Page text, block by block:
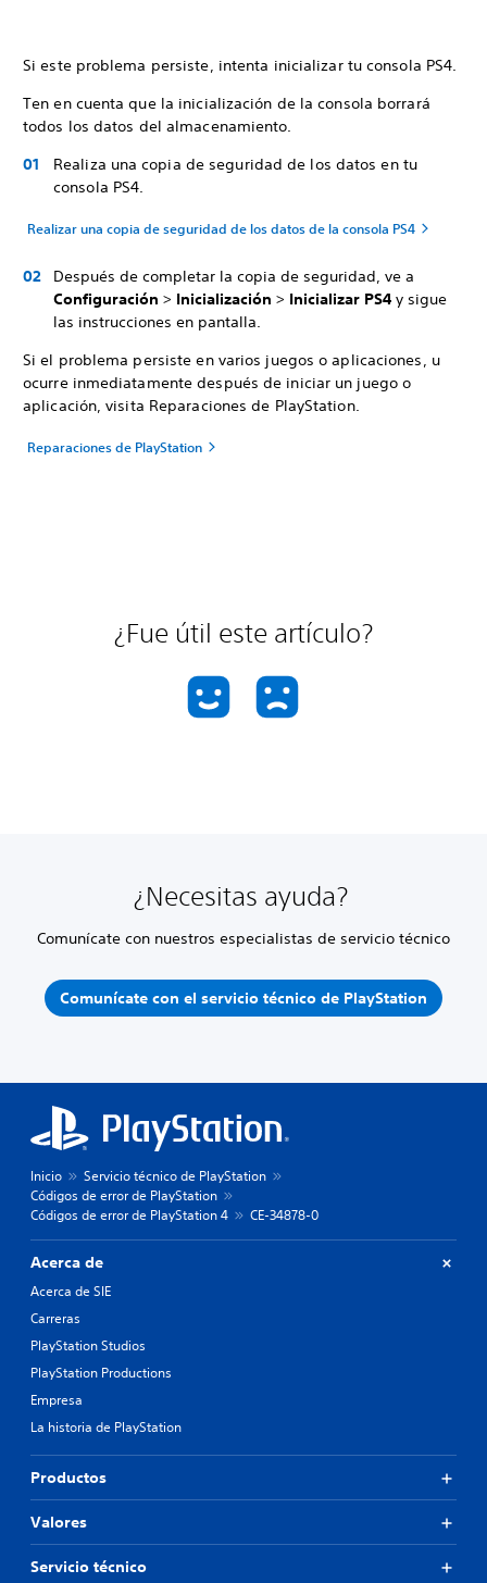
Si este problema persiste, intenta inicializar tu consola PS4.
Ten en cuenta que la inicialización de la consola borrará
todos los datos del almacenamiento.
Realiza una copia de seguridad de los datos en tu
consola PS4.
Realizar una copia de seguridad de los datos de la consola PS4
Después de completar la copia de seguridad, ve a
Configuración > Inicialización > Inicializar PS4 y sigue
las instrucciones en pantalla.
Si el problema persiste en varios juegos o aplicaciones, u
ocurre inmediatamente después de iniciar un juego o
aplicación, visita Reparaciones de PlayStation.
Reparaciones de PlayStation
¿Fue útil este artículo?
¿Necesitas ayuda?
Comunícate con nuestros especialistas de servicio técnico
Comunícate con el servicio técnico de PlayStation
Inicio
Servicio técnico de PlayStation
Códigos de error de PlayStation
Códigos de error de PlayStation 4
CE-34878-0
Acerca de
Acerca de SIE
Carreras
PlayStation Studios
PlayStation Productions
Empresa
La historia de PlayStation
Productos
Valores
Servicio técnico